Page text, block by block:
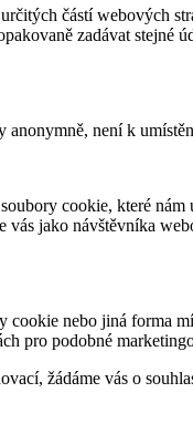
částí webových
zadávat
není k
cookie, které
jako návštěvníka
nebo jiná forma
pro podobné
žádáme vás o